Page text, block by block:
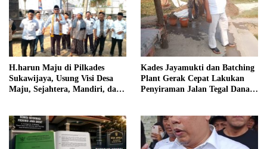
H.harun Maju di Pilkades
Sukawijaya, Usung Visi Desa
Maju, Sejahtera, Mandiri, dan
Kades Jayamukti dan Batching
Plant Gerak Cepat Lakukan
Penyiraman Jalan Tegal Danas